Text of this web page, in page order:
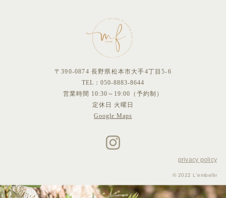
〒390-0874 長野県松本市大手4丁目5-6
TEL：050-8883-8644
営業時間 10:30～19:00（予約制）
定休日 火曜日
Google Maps
privacy policy
© 2022 L'embellir